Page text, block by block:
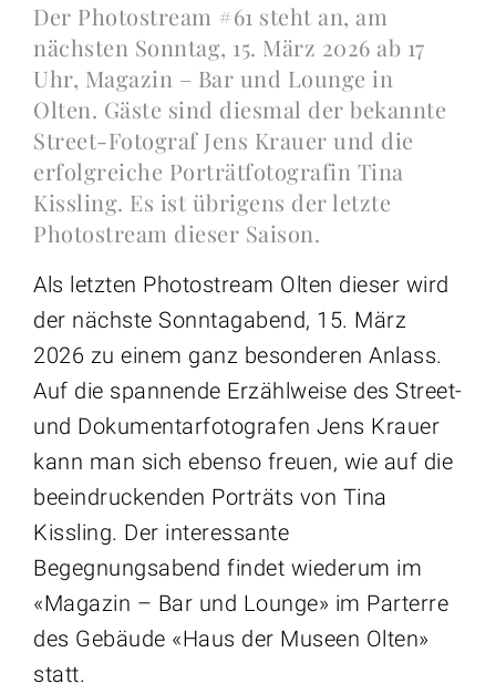
Der Photostream #61 steht an, am
nächsten Sonntag, 15. März 2026 ab 17
Uhr, Magazin – Bar und Lounge in
Olten. Gäste sind diesmal der bekannte
Street-Fotograf Jens Krauer und die
erfolgreiche Porträtfotografin Tina
Kissling. Es ist übrigens der letzte
Photostream dieser Saison.
Als letzten Photostream Olten dieser wird
der nächste Sonntagabend, 15. März
2026 zu einem ganz besonderen Anlass.
Auf die spannende Erzählweise des Street-
und Dokumentarfotografen Jens Krauer
kann man sich ebenso freuen, wie auf die
beeindruckenden Porträts von Tina
Kissling. Der interessante
Begegnungsabend findet wiederum im
«Magazin – Bar und Lounge» im Parterre
des Gebäude «Haus der Museen Olten»
statt.